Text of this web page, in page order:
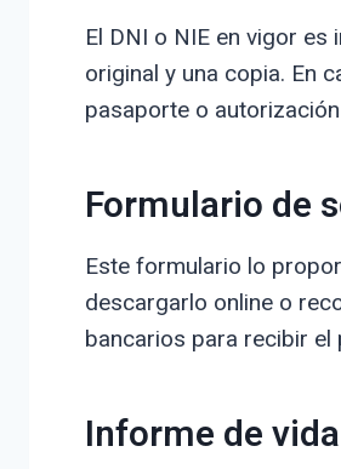
El DNI o NIE en vigor
original y una copia. En
pasaporte o
Formulario de
Este formulario lo
descargarlo online o
bancarios para recibir el
Informe de